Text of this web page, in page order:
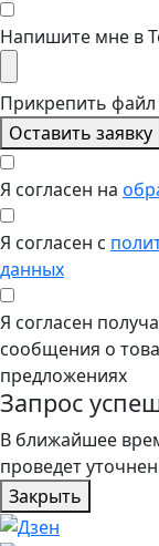
Напишите мне в
Прикрепить файл
Оставить заявку
Я согласен на
Я согласен с
данных
Я согласен
сообщения о
предложениях
Запрос
В ближайшее
проведет
Закрыть